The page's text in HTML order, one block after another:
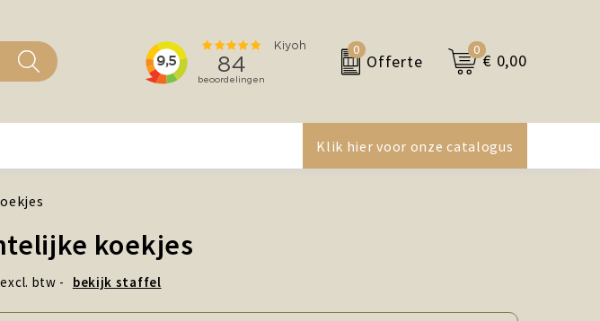
0
Offerte
0
€ 0,00
Klik hier voor onze catalogus
koekjes
excl. btw - bekijk staffel